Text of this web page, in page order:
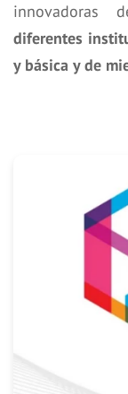
innovadoras
diferentes
y básica y de